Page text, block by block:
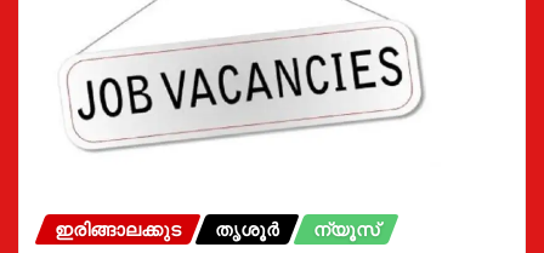
ഇരിങ്ങാലക്കുട തൃശൂർ ന്യൂസ്